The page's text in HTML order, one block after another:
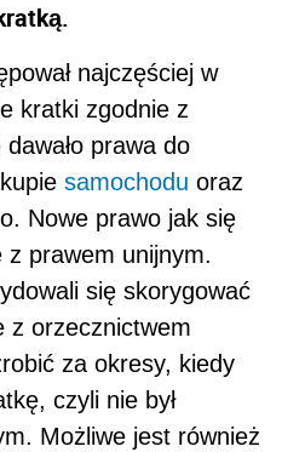
najczęściej w
kratki zgodnie z
prawa do
samochodu oraz
Nowe prawo jak się
z prawem unijnym.
się skorygować
z orzecznictwem
za okresy, kiedy
czyli nie był
Możliwe jest również